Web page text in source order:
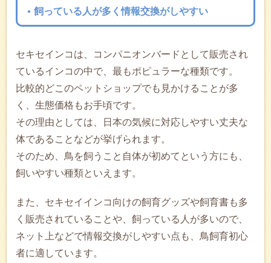
飼っている人が多く情報交換がしやすい
セキセインコは、コンパニオンバードとして販売され
ているインコの中で、最もポピュラーな種類です。
比較的どこのペットショップでも見かけることが多
く、生態価格もお手頃です。
その理由としては、日本の気候に対応しやすい丈夫な
体であることなどが挙げられます。
そのため、鳥を飼うこと自体が初めてという方にも、
飼いやすい種類といえます。
また、セキセイインコ向けの飼育グッズや飼育書も多
く販売されていることや、飼っている人が多いので、
ネット上などで情報交換がしやすい点も、鳥飼育初心
者に適しています。